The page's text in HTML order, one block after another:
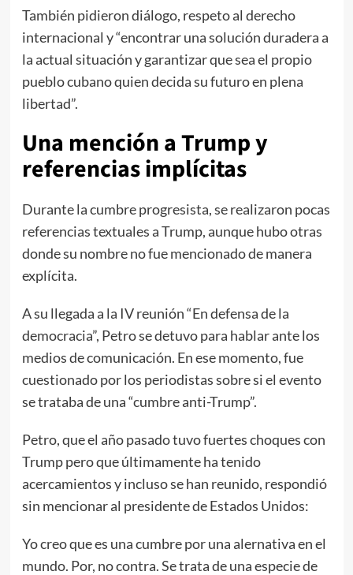
También pidieron diálogo, respeto al derecho
internacional y “encontrar una solución duradera a
la actual situación y garantizar que sea el propio
pueblo cubano quien decida su futuro en plena
libertad”.​
Una mención a Trump y
referencias implícitas
Durante la cumbre progresista, se realizaron pocas
referencias textuales a Trump, aunque hubo otras
donde su nombre no fue mencionado de manera
explícita.
A su llegada a la IV reunión “En defensa de la
democracia”, Petro se detuvo para hablar ante los
medios de comunicación. En ese momento, fue
cuestionado por los periodistas sobre si el evento
se trataba de una “cumbre anti-Trump”.
Petro, que el año pasado tuvo fuertes choques con
Trump pero que últimamente ha tenido
acercamientos y incluso se han reunido, respondió
sin mencionar al presidente de Estados Unidos:
Yo creo que es una cumbre por una alernativa en el
mundo. Por, no contra. Se trata de una especie de